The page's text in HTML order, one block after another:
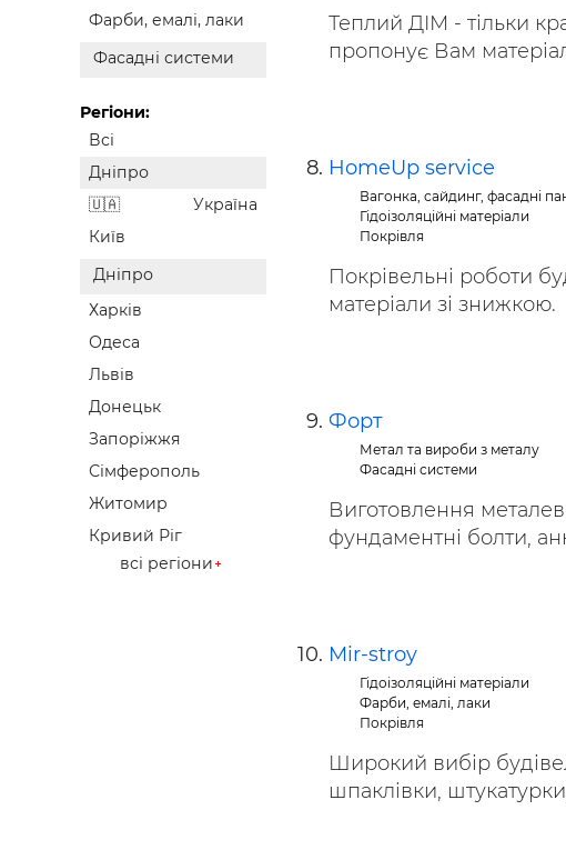
Фарби, емалі, лаки
Фасадні системи
Регіони:
Всі
Дніпро
Україна
Київ
Дніпро
Харків
Одеса
Львів
Донецьк
Запоріжжя
Сімферополь
Житомир
Кривий Ріг
всі регіони
Теплий ДІМ - тільки
пропонує Вам
HomeUp service
Вагонка, сайдинг, фасадні
Гідоізоляційні матеріали
Покрівля
Покрівельні роботи
матеріали зі знижкою.
Форт
Метал та вироби з металу
Фасадні системи
Виготовлення
фундаментні болти,
Mir-stroy
Гідоізоляційні матеріали
Фарби, емалі, лаки
Покрівля
Широкий вибір
шпаклівки,